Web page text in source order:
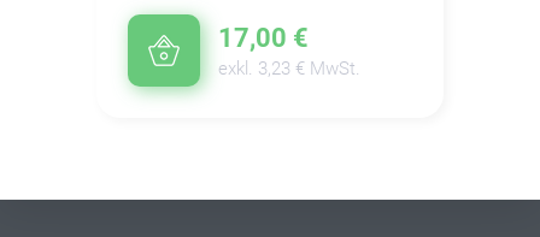
17,00 €
exkl. 3,23 € MwSt.